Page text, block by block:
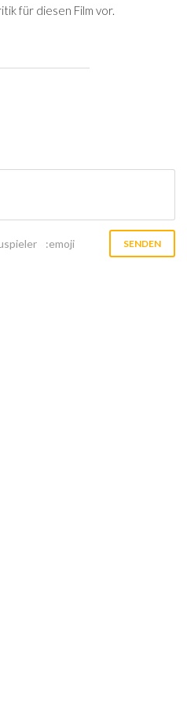
für diesen Film vor.
:emoji